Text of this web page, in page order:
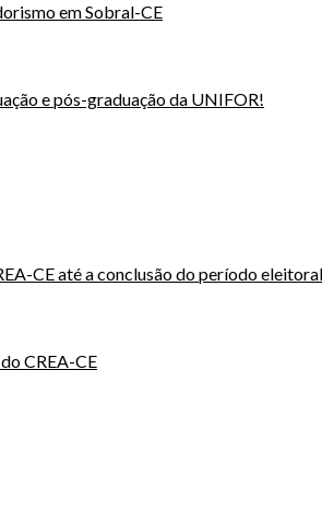
em Sobral-CE
e pós-graduação da UNIFOR!
CE até a conclusão do período
CREA-CE